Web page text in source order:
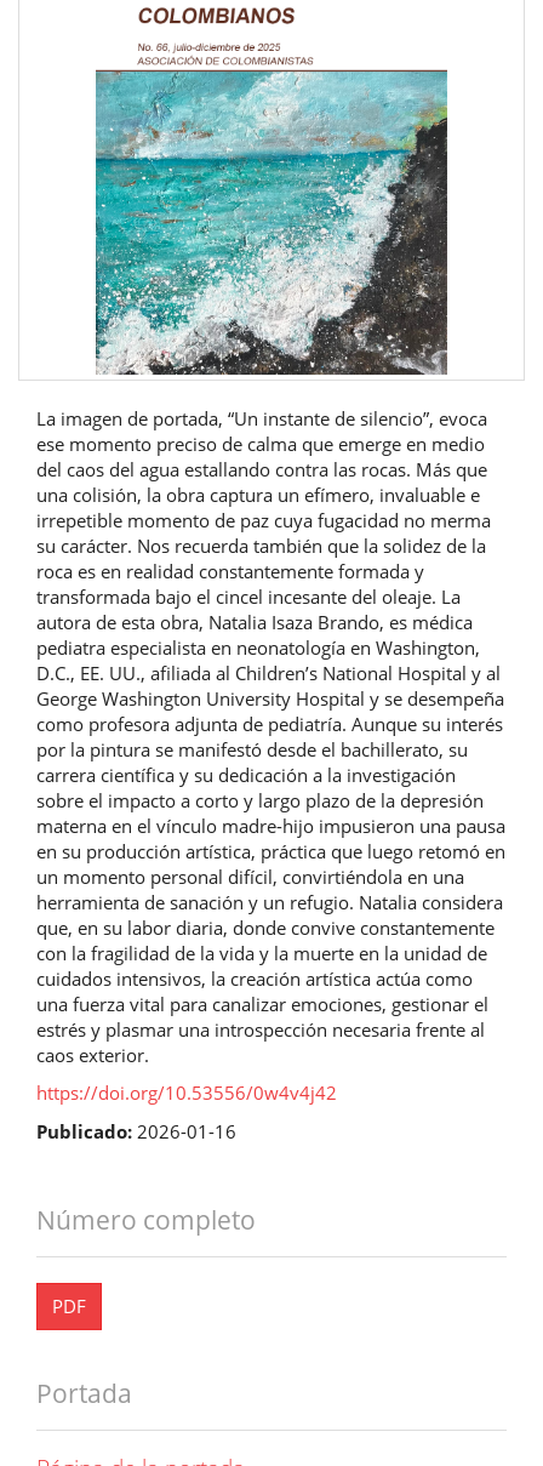
La imagen de portada, “Un instante de silencio”, evoca
ese momento preciso de calma que emerge en medio
del caos del agua estallando contra las rocas. Más que
una colisión, la obra captura un efímero, invaluable e
irrepetible momento de paz cuya fugacidad no merma
su carácter. Nos recuerda también que la solidez de la
roca es en realidad constantemente formada y
transformada bajo el cincel incesante del oleaje. La
autora de esta obra, Natalia Isaza Brando, es médica
pediatra especialista en neonatología en Washington,
D.C., EE. UU., afiliada al Children’s National Hospital y al
George Washington University Hospital y se desempeña
como profesora adjunta de pediatría. Aunque su interés
por la pintura se manifestó desde el bachillerato, su
carrera científica y su dedicación a la investigación
sobre el impacto a corto y largo plazo de la depresión
materna en el vínculo madre-hijo impusieron una pausa
en su producción artística, práctica que luego retomó en
un momento personal difícil, convirtiéndola en una
herramienta de sanación y un refugio. Natalia considera
que, en su labor diaria, donde convive constantemente
con la fragilidad de la vida y la muerte en la unidad de
cuidados intensivos, la creación artística actúa como
una fuerza vital para canalizar emociones, gestionar el
estrés y plasmar una introspección necesaria frente al
caos exterior.
https://doi.org/10.53556/0w4v4j42
Publicado: 2026-01-16
Número completo
PDF
Portada